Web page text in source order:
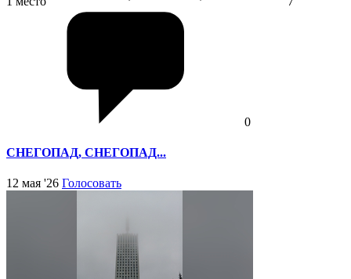
0
СНЕГОПАД, СНЕГОПАД...
12 мая '26 Голосовать